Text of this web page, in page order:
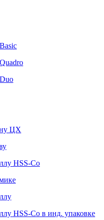
ЦХ
HSS-Co
HSS-Co в инд. упаковке